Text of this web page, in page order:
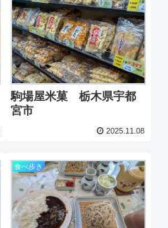
駒場屋米菓 栃木県宇都
宮市
2025.11.08
食べ歩き